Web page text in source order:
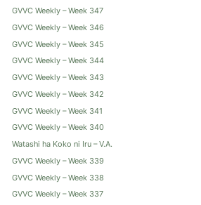
GVVC Weekly – Week 347
GVVC Weekly – Week 346
GVVC Weekly – Week 345
GVVC Weekly – Week 344
GVVC Weekly – Week 343
GVVC Weekly – Week 342
GVVC Weekly – Week 341
GVVC Weekly – Week 340
Watashi ha Koko ni Iru – V.A.
GVVC Weekly – Week 339
GVVC Weekly – Week 338
GVVC Weekly – Week 337